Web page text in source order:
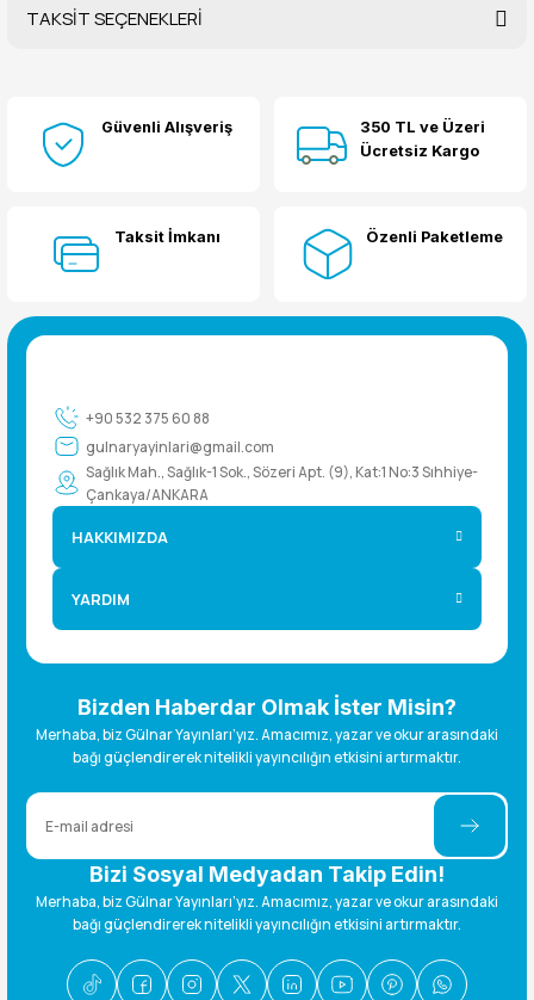
Yorum Yaz
TAKSİT SEÇENEKLERİ
Güvenli Alışveriş
350 TL ve Üzeri
Ücretsiz Kargo
Taksit İmkanı Özenli Paketleme
+90 532 375 60 88
gulnaryayinlari@gmail.com
Sağlık Mah., Sağlık-1 Sok., Sözeri Apt. (9), Kat:1 No:3 Sıhhiye-
Çankaya/ANKARA
HAKKIMIZDA
YARDIM
Bizden Haberdar Olmak İster Misin?
Merhaba, biz Gülnar Yayınları’yız. Amacımız, yazar ve okur arasındaki
bağı güçlendirerek nitelikli yayıncılığın etkisini artırmaktır.
Bizi Sosyal Medyadan Takip Edin!
Merhaba, biz Gülnar Yayınları’yız. Amacımız, yazar ve okur arasındaki
bağı güçlendirerek nitelikli yayıncılığın etkisini artırmaktır.